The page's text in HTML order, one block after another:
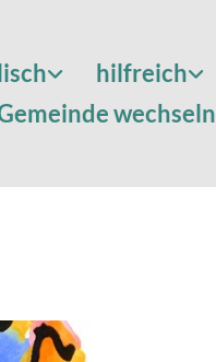
hilfreich
wechseln